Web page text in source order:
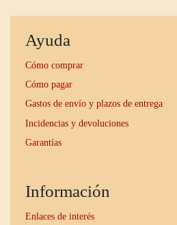
Ayuda
Cómo comprar
Cómo pagar
Gastos de envío y plazos de entrega
Incidencias y devoluciones
Garantías
Información
Enlaces de interés